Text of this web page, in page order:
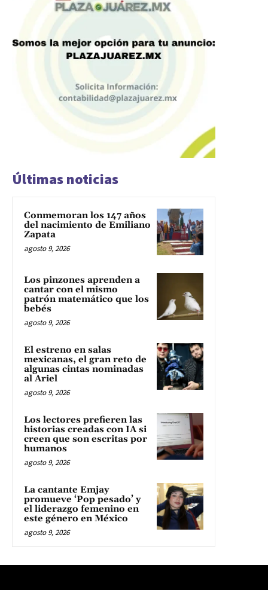
Últimas noticias
Conmemoran los 147 años
del nacimiento de Emiliano
Zapata
agosto 9, 2026
Los pinzones aprenden a
cantar con el mismo
patrón matemático que los
bebés
agosto 9, 2026
El estreno en salas
mexicanas, el gran reto de
algunas cintas nominadas
al Ariel
agosto 9, 2026
Los lectores prefieren las
historias creadas con IA si
creen que son escritas por
humanos
agosto 9, 2026
La cantante Emjay
promueve ‘Pop pesado’ y
el liderazgo femenino en
este género en México
agosto 9, 2026